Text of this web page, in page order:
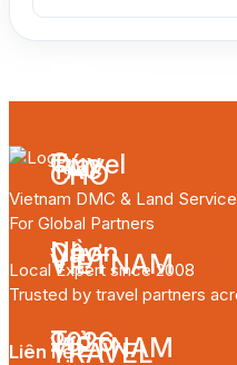
Vietnam DMC & Land
For Global Partners
Local Expert since 2008
Trusted by travel partners
Liên hệ